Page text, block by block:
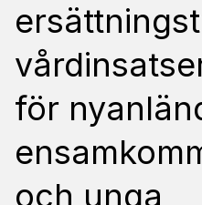
för
och unga